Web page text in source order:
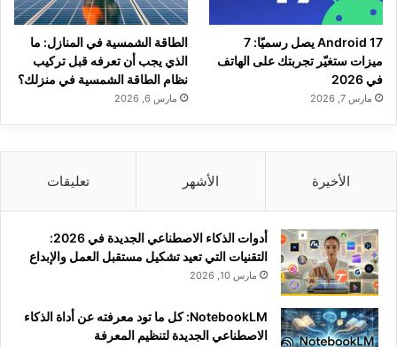
Android 17 يصل رسميًا: 7
ميزات ستغيّر تجربتك على الهاتف
في 2026
مارس 7, 2026
الطاقة الشمسية في المنازل: ما
الذي يجب أن تعرفه قبل تركيب
نظام الطاقة الشمسية في منزلك؟
مارس 6, 2026
الأخيرة الأشهر تعليقات
أدوات الذكاء الاصطناعي الجديدة في 2026:
التقنيات التي تعيد تشكيل مستقبل العمل والإبداع
مارس 10, 2026
NotebookLM: كل ما تود معرفته عن أداة الذكاء
الاصطناعي الجديدة لتنظيم المعرفة